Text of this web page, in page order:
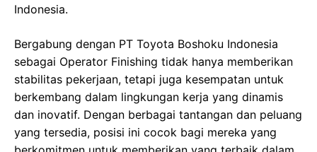
Indonesia.
Bergabung dengan PT Toyota Boshoku Indonesia
sebagai Operator Finishing tidak hanya memberikan
stabilitas pekerjaan, tetapi juga kesempatan untuk
berkembang dalam lingkungan kerja yang dinamis
dan inovatif. Dengan berbagai tantangan dan peluang
yang tersedia, posisi ini cocok bagi mereka yang